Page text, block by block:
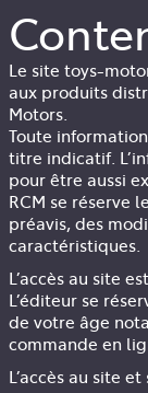
Le site toys-
aux produits
Motors.
Toute
titre indicatif.
pour être aussi
RCM se réserve
préavis, des
caractéristiques.
L’accès au site
L’éditeur se
de votre âge
commande en
L’accès au site